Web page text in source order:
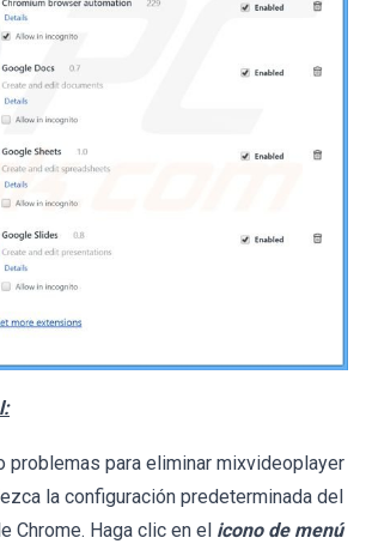
problemas para eliminar mixvideoplayer
la configuración predeterminada del
Chrome. Haga clic en el icono de menú